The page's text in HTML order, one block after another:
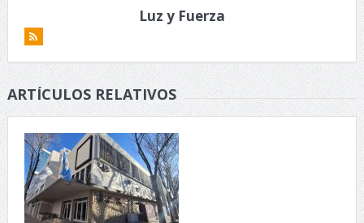
Luz y Fuerza
ARTÍCULOS RELATIVOS